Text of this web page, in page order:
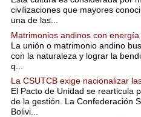
civilizaciones que mayores
una de las...
Matrimonios andinos con
La unión o matrimonio andino
con la naturaleza y lograr la
q...
La CSUTCB exige nacionalizar
El Pacto de Unidad se rearticula
de la gestión. La Confederación
Bolivi...